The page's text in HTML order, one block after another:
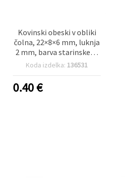
Kovinski obeski v obliki
čolna, 22×8×6 mm, luknja
2 mm, barva starinskega
srebra, paket 5 kosov, za
Koda izdelka: 136531
0.40€